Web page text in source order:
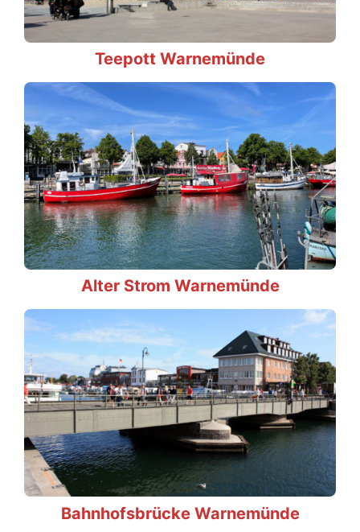
Teepott Warnemünde
Alter Strom Warnemünde
Bahnhofsbrücke Warnemünde